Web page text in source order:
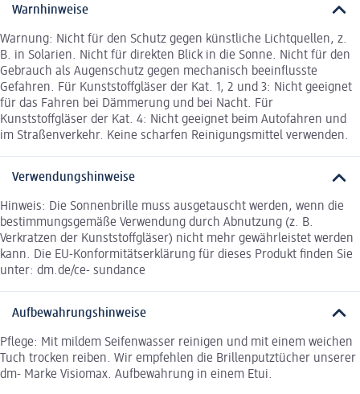
Warnhinweise
Warnung: Nicht für den Schutz gegen künstliche Lichtquellen, z.
B. in Solarien. Nicht für direkten Blick in die Sonne. Nicht für den
Gebrauch als Augenschutz gegen mechanisch beeinflusste
Gefahren. Für Kunststoffgläser der Kat. 1, 2 und 3: Nicht geeignet
für das Fahren bei Dämmerung und bei Nacht. Für
Kunststoffgläser der Kat. 4: Nicht geeignet beim Autofahren und
im Straßenverkehr. Keine scharfen Reinigungsmittel verwenden.
Verwendungshinweise
Hinweis: Die Sonnenbrille muss ausgetauscht werden, wenn die
bestimmungsgemäße Verwendung durch Abnutzung (z. B.
Verkratzen der Kunststoffgläser) nicht mehr gewährleistet werden
kann. Die EU-Konformitätserklärung für dieses Produkt finden Sie
unter: dm.de/ce- sundance
Aufbewahrungshinweise
Pflege: Mit mildem Seifenwasser reinigen und mit einem weichen
Tuch trocken reiben. Wir empfehlen die Brillenputztücher unserer
dm- Marke Visiomax. Aufbewahrung in einem Etui.